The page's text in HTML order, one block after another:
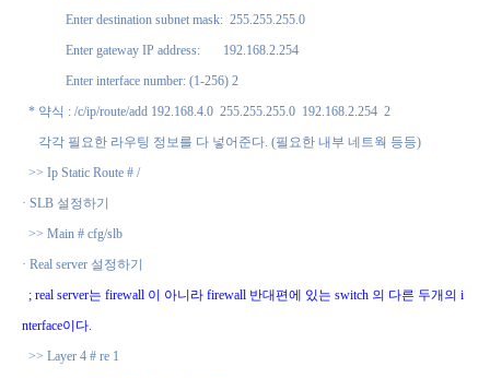
Enter destination subnet mask: 255.255.255.0
Enter gateway IP address:
192.168.2.254
Enter interface number: (1-256) 2
* 약식 : /c/ip/route/add 192.168.4.0 255.255.255.0 192.168.2.254 2
각각 필요한 라우팅 정보를 다 넣어준다. (필요한 내부 네트웍 등등)
>> Ip Static Route # /
· SLB 설정하기
>> Main # cfg/slb
· Real server 설정하기
; real server는 firewall 이 아니라 firewall 반대편에 있는 switch 의 다른 두개의 i
nterface이다.
>> Layer 4 # re 1